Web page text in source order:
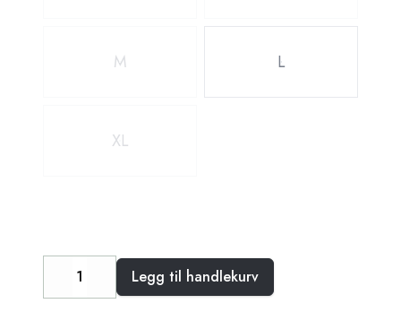
M L
XL
DecreaseIncreaseLegg til handlekurv